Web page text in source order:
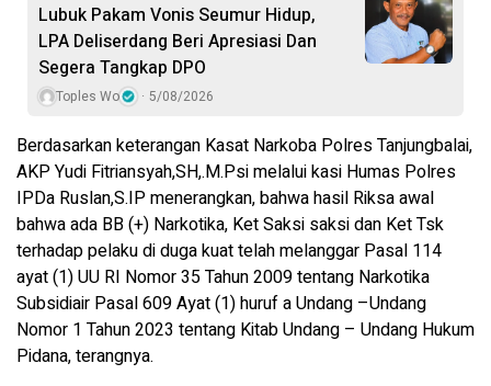
Lubuk Pakam Vonis Seumur Hidup,
LPA Deliserdang Beri Apresiasi Dan
Segera Tangkap DPO
Toples Wo 5/08/2026
Berdasarkan keterangan Kasat Narkoba Polres Tanjungbalai,
AKP Yudi Fitriansyah,SH,.M.Psi melalui kasi Humas Polres
IPDa Ruslan,S.IP menerangkan, bahwa hasil Riksa awal
bahwa ada BB (+) Narkotika, Ket Saksi saksi dan Ket Tsk
terhadap pelaku di duga kuat telah melanggar Pasal 114
ayat (1) UU RI Nomor 35 Tahun 2009 tentang Narkotika
Subsidiair Pasal 609 Ayat (1) huruf a Undang –Undang
Nomor 1 Tahun 2023 tentang Kitab Undang – Undang Hukum
Pidana, terangnya.